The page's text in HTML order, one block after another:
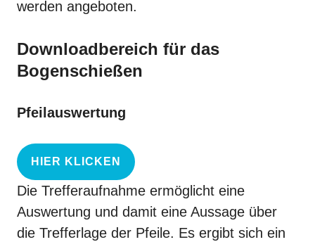
werden angeboten.
Downloadbereich für das
Bogenschießen
Pfeilauswertung
HIER KLICKEN
Die Trefferaufnahme ermöglicht eine
Auswertung und damit eine Aussage über
die Trefferlage der Pfeile. Es ergibt sich ein